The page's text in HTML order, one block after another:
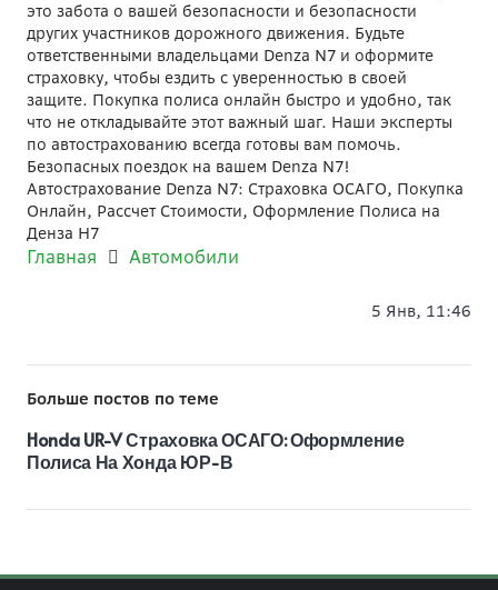
это забота о вашей безопасности и безопасности
других участников дорожного движения. Будьте
ответственными владельцами Denza N7 и оформите
страховку, чтобы ездить с уверенностью в своей
защите. Покупка полиса онлайн быстро и удобно, так
что не откладывайте этот важный шаг. Наши эксперты
по автострахованию всегда готовы вам помочь.
Безопасных поездок на вашем Denza N7!
Автострахование Denza N7: Страховка ОСАГО, Покупка
Онлайн, Рассчет Стоимости, Оформление Полиса на
Денза Н7
Главная Автомобили
5 Янв, 11:46
Больше постов по теме
Honda UR-V Страховка ОСАГО: Оформление
Полиса На Хонда ЮР-В